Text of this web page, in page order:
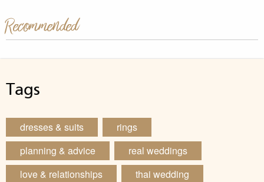
Recommended
Tags
dresses & suits
rings
planning & advice
real weddings
love & relationships
thai wedding